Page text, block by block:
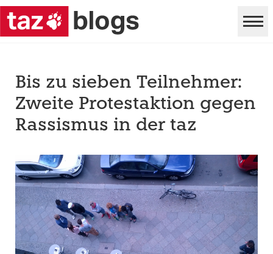
Bis zu sieben Teilnehmer:
Zweite Protestaktion gegen
Rassismus in der taz